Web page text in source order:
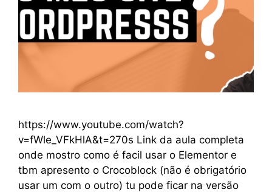
https://www.youtube.com/watch?
v=fWle_VFkHlA&t=270s Link da aula completa
onde mostro como é facil usar o Elementor e
tbm apresento o Crocoblock (não é obrigatório
usar um com o outro) tu pode ficar na versão